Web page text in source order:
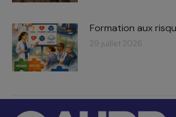
Formation aux
29 juillet 2026